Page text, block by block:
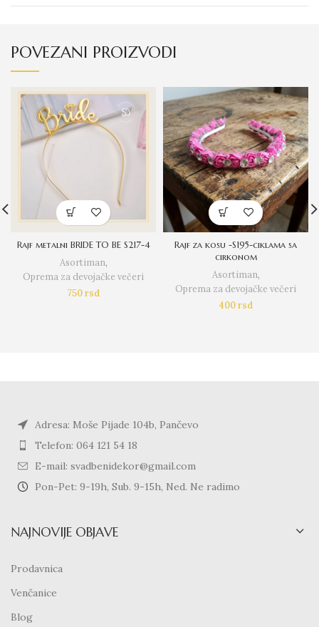
POVEZANI PROIZVODI
Rajf metalni BRIDE TO BE S217-4
Asortiman,
Oprema za devojačke večeri
750rsd
Rajf za kosu -S195-ciklama sa
cirkonom
Asortiman,
Oprema za devojačke večeri
400rsd
Adresa: Moše Pijade 104b, Pančevo
Telefon: 064 121 54 18
E-mail: svadbenidekor@gmail.com
Pon-Pet: 9-19h, Sub. 9-15h, Ned. Ne radimo
NAJNOVIJE OBJAVE
Prodavnica
Venčanice
Blog